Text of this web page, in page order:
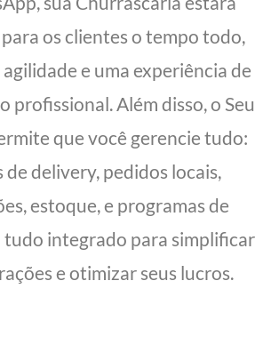
os clientes o tempo todo,
e uma experiência de
profissional. Além disso, o Seu
que você gerencie tudo:
de delivery, pedidos locais,
estoque, e programas de
integrado para simplificar
e otimizar seus lucros.